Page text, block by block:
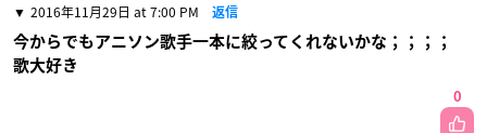
2016年11月29日 at 7:00 PM 返信
今からでもアニソン歌手一本に絞ってくれないかな；；；；
歌大好き
0